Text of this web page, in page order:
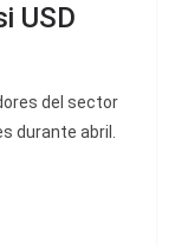
USD
del sector
durante abril.